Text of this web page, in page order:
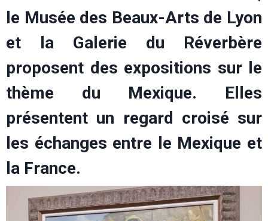
le Musée des Beaux-Arts de Lyon
et la Galerie du Réverbère
proposent des expositions sur le
thème du Mexique. Elles
présentent un regard croisé sur
les échanges entre le Mexique et
la France.